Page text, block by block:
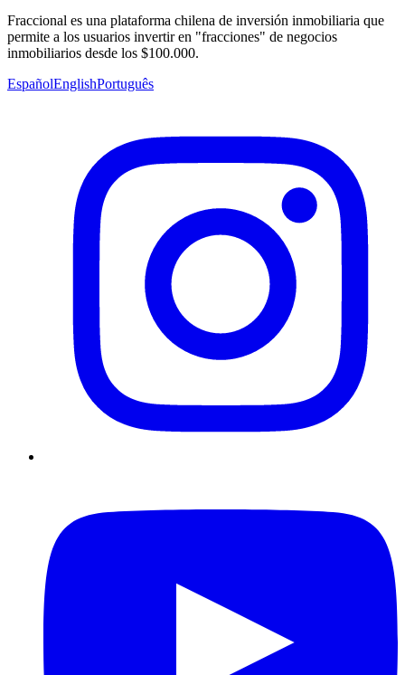
Fraccional es una plataforma chilena de inversión inmobiliaria que
permite a los usuarios invertir en "fracciones" de negocios
inmobiliarios desde los $100.000.
EspañolEnglishPortuguês